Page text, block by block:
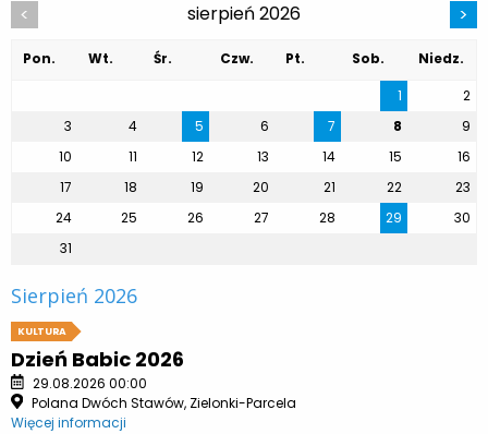
< sierpień 2026 >
Pon. Wt. Śr. Czw. Pt. Sob.
Niedz.
1
2
3
4 5 6 7 8
9
10
11 12 13 14 15
16
17
18 19 20 21 22
23
24
25 26 27 28 29
30
31
Sierpień 2026
KULTURA
Dzień Babic 2026
29.08.2026 00:00
Polana Dwóch Stawów, Zielonki-Parcela
Więcej informacji